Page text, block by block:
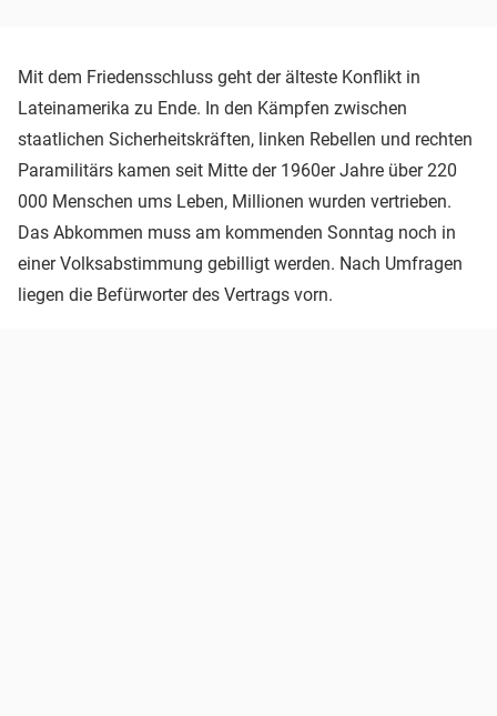
Mit dem Friedensschluss geht der älteste Konflikt in
Lateinamerika zu Ende. In den Kämpfen zwischen
staatlichen Sicherheitskräften, linken Rebellen und rechten
Paramilitärs kamen seit Mitte der 1960er Jahre über 220
000 Menschen ums Leben, Millionen wurden vertrieben.
Das Abkommen muss am kommenden Sonntag noch in
einer Volksabstimmung gebilligt werden. Nach Umfragen
liegen die Befürworter des Vertrags vorn.